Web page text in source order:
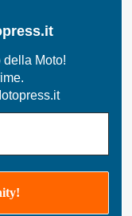
della Moto!